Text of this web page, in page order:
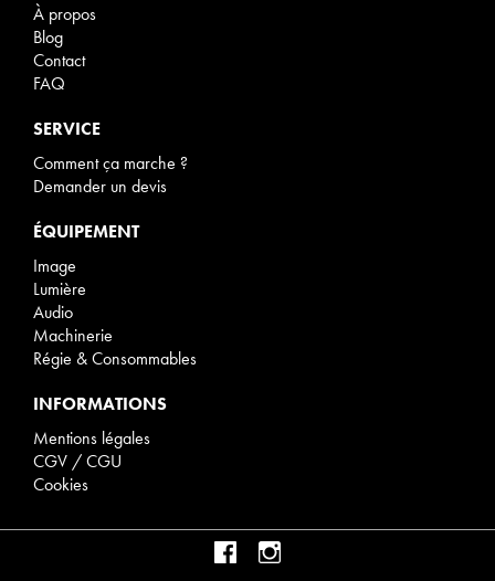
À propos
Blog
Contact
FAQ
SERVICE
Comment ça marche ?
Demander un devis
ÉQUIPEMENT
Image
Lumière
Audio
Machinerie
Régie & Consommables
INFORMATIONS
Mentions légales
CGV / CGU
Cookies